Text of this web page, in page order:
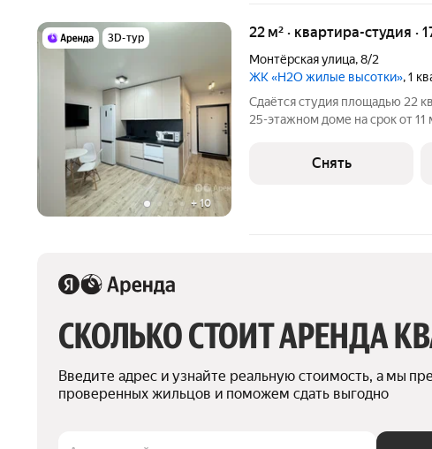
3D-тур
+ 10
22 м² · квартира-студия ·
Монтёрская улица,8/2
ЖК «H2O жилые высотки», 1
Сдаётся студия площадью 22
25-этажном доме на срок от 11
Снять
СКОЛЬКО СТОИТ АРЕНДА
Введите адрес и узнайте реальную стоимость, а мы
проверенных жильцов и поможем сдать выгодно